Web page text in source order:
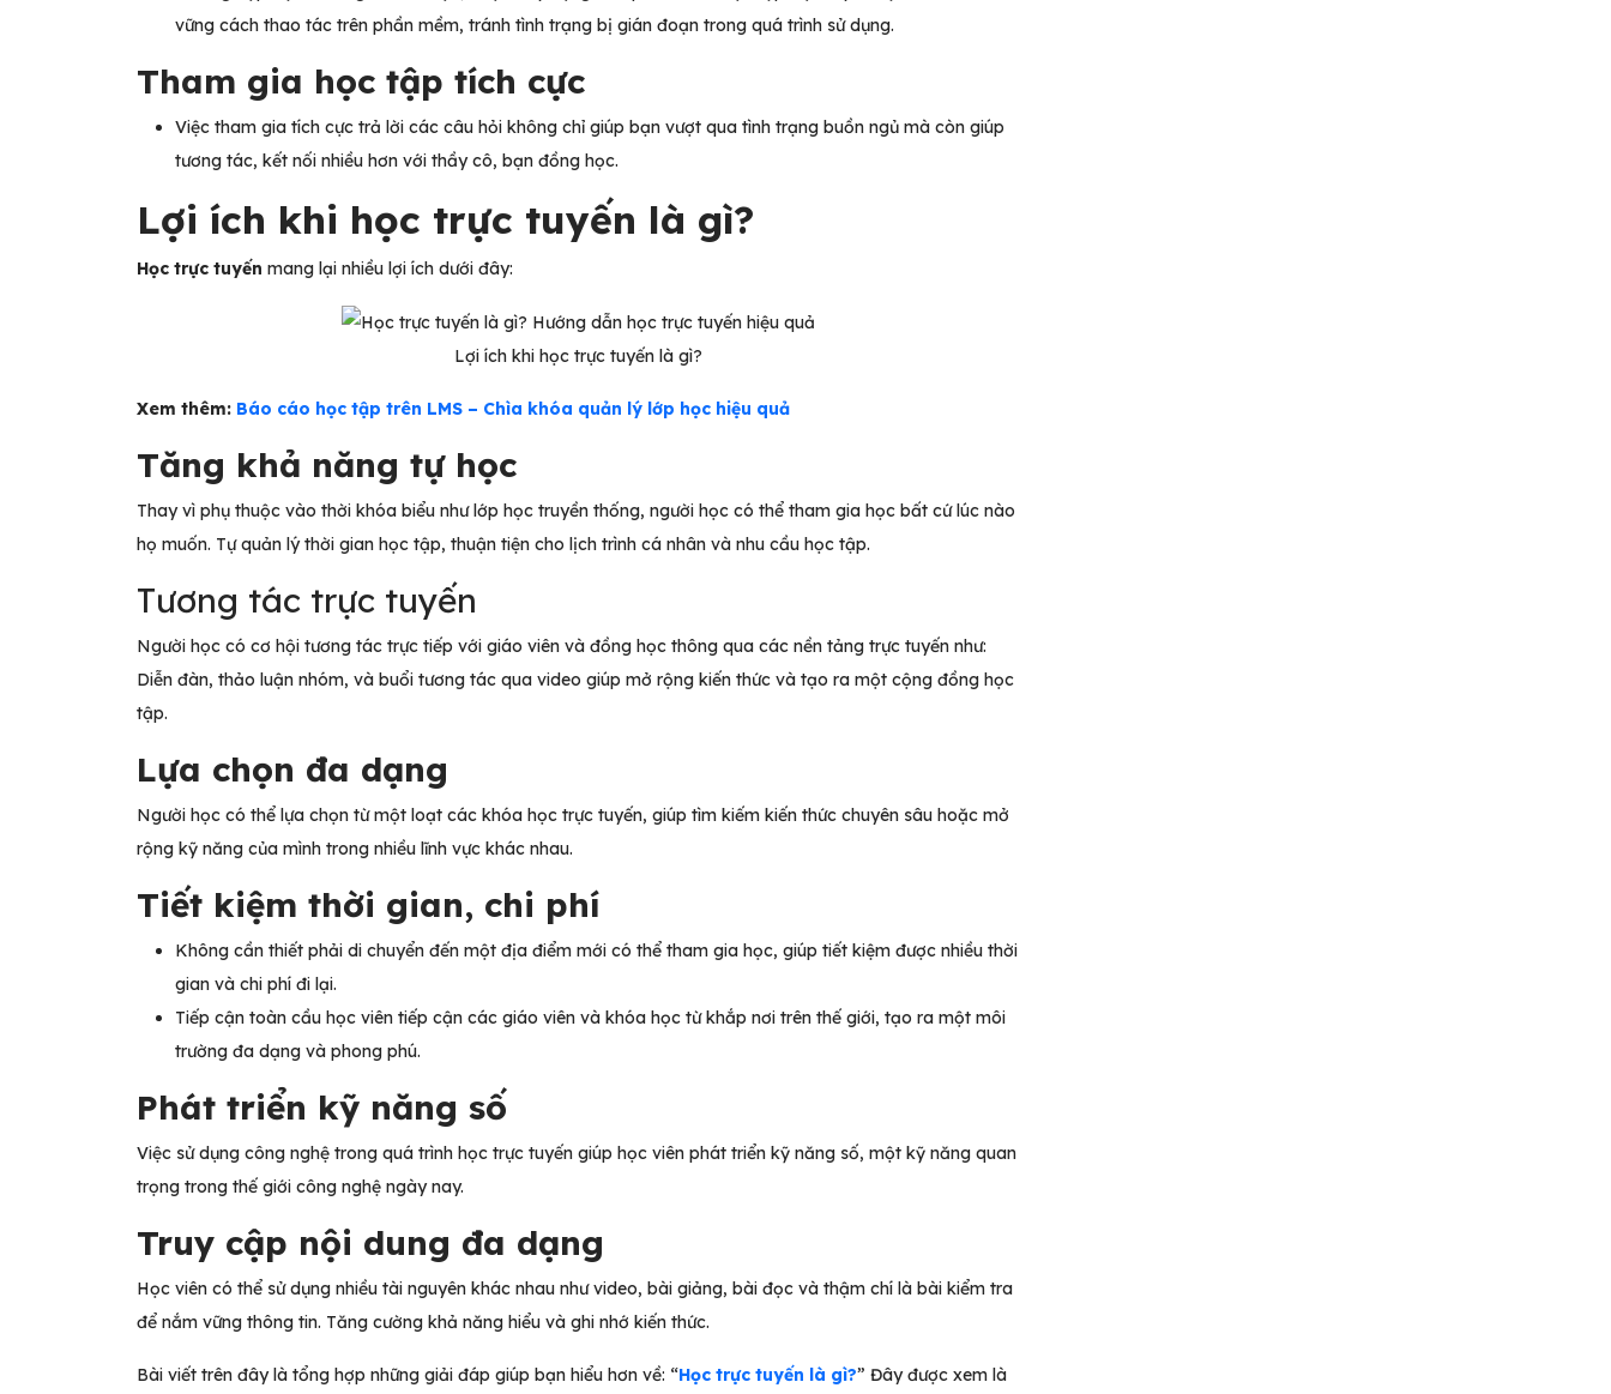
vững cách thao tác trên phần mềm, tránh tình trạng bị gián đoạn trong quá trình sử dụng.
Tham gia học tập tích cực
Việc tham gia tích cực trả lời các câu hỏi không chỉ giúp bạn vượt qua tình trạng buồn ngủ mà còn giúp
tương tác, kết nối nhiều hơn với thầy cô, bạn đồng học.
Lợi ích khi học trực tuyến là gì?
Học trực tuyến mang lại nhiều lợi ích dưới đây:
Lợi ích khi học trực tuyến là gì?
Xem thêm: Báo cáo học tập trên LMS – Chìa khóa quản lý lớp học hiệu quả
Tăng khả năng tự học
Thay vì phụ thuộc vào thời khóa biểu như lớp học truyền thống, người học có thể tham gia học bất cứ lúc nào
họ muốn. Tự quản lý thời gian học tập, thuận tiện cho lịch trình cá nhân và nhu cầu học tập.
Tương tác trực tuyến
Người học có cơ hội tương tác trực tiếp với giáo viên và đồng học thông qua các nền tảng trực tuyến như:
Diễn đàn, thảo luận nhóm, và buổi tương tác qua video giúp mở rộng kiến thức và tạo ra một cộng đồng học
tập.
Lựa chọn đa dạng
Người học có thể lựa chọn từ một loạt các khóa học trực tuyến, giúp tìm kiếm kiến thức chuyên sâu hoặc mở
rộng kỹ năng của mình trong nhiều lĩnh vực khác nhau.
Tiết kiệm thời gian, chi phí
Không cần thiết phải di chuyển đến một địa điểm mới có thể tham gia học, giúp tiết kiệm được nhiều thời
gian và chi phí đi lại.
Tiếp cận toàn cầu học viên tiếp cận các giáo viên và khóa học từ khắp nơi trên thế giới, tạo ra một môi
trường đa dạng và phong phú.
Phát triển kỹ năng số
Việc sử dụng công nghệ trong quá trình học trực tuyến giúp học viên phát triển kỹ năng số, một kỹ năng quan
trọng trong thế giới công nghệ ngày nay.
Truy cập nội dung đa dạng
Học viên có thể sử dụng nhiều tài nguyên khác nhau như video, bài giảng, bài đọc và thậm chí là bài kiểm tra
để nắm vững thông tin. Tăng cường khả năng hiểu và ghi nhớ kiến thức.
Bài viết trên đây là tổng hợp những giải đáp giúp bạn hiểu hơn về: “Học trực tuyến là gì?” Đây được xem là